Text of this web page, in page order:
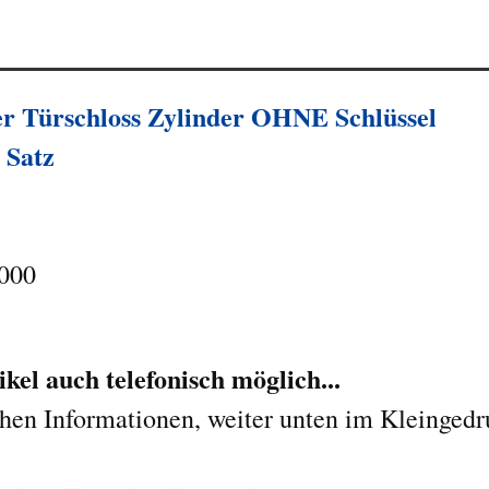
Türschloss Zylinder OHNE Schlüssel
auch telefonisch möglich...
Informationen, weiter unten im